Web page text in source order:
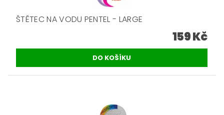
ŠTĚTEC NA VODU PENTEL - LARGE
159 Kč